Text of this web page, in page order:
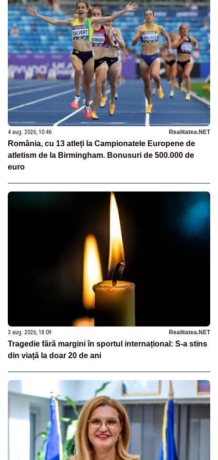
4 aug. 2026, 10:46 Realitatea.NET
România, cu 13 atleți la Campionatele Europene de
atletism de la Birmingham. Bonusuri de 500.000 de
euro
3 aug. 2026, 18:09 Realitatea.NET
Tragedie fără margini în sportul internațional: S-a stins
din viață la doar 20 de ani